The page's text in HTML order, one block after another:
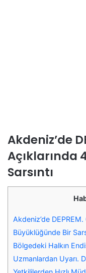
Akdeniz’de
Açıklarında
Sarsıntı
Akdeniz’de DEPREM.
Büyüklüğünde Bir
Bölgedeki Halkın
Uzmanlardan Uyarı.